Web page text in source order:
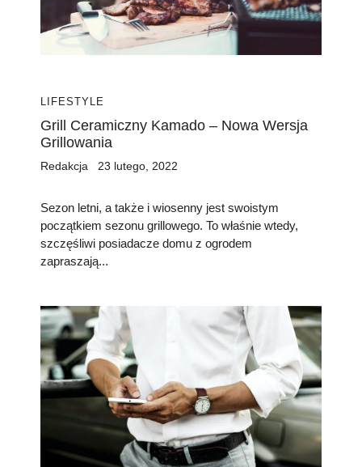
LIFESTYLE
Grill Ceramiczny Kamado – Nowa Wersja
Grillowania
Redakcja 23 lutego, 2022
Sezon letni, a także i wiosenny jest swoistym
początkiem sezonu grillowego. To właśnie wtedy,
szczęśliwi posiadacze domu z ogrodem
zapraszają...